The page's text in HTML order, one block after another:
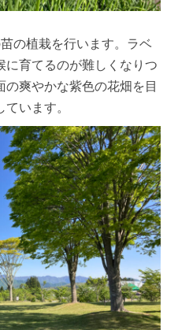
の植栽を行います。ラベ
に育てるのが難しくなりつ
爽やかな紫色の花畑を目
います。